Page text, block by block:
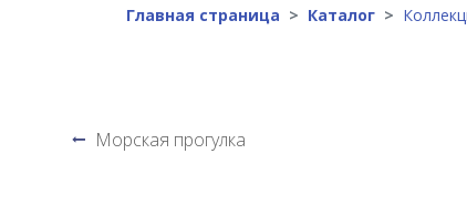
Главная страница Каталог
Морская прогулка